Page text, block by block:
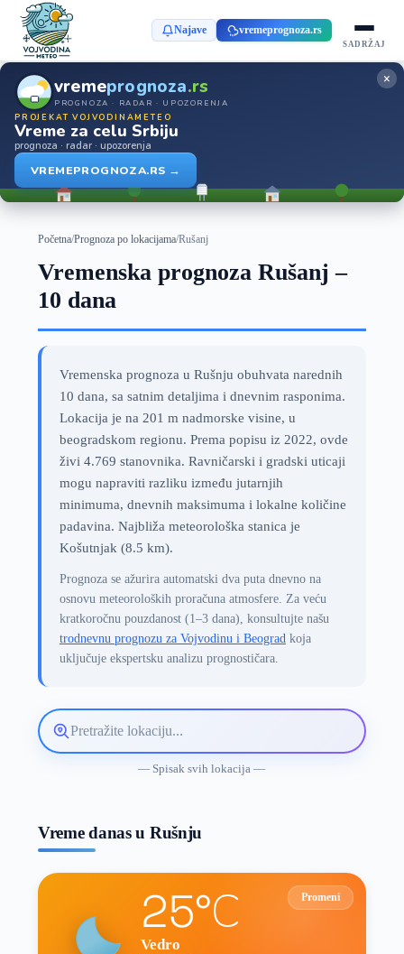
Najave vremeprognoza.rs
SADRŽAJ
vremeprognoza.rs
PROGNOZA · RADAR · UPOZORENJA
PROJEKAT VOJVODINAMETEO
Vreme za celu Srbiju
prognoza · radar · upozorenja
VREMEPROGNOZA.RS →
×
Početna/Prognoza po lokacijama/Rušanj
Vremenska prognoza Rušanj –
10 dana
Vremenska prognoza u Rušnju obuhvata narednih
10 dana, sa satnim detaljima i dnevnim rasponima.
Lokacija je na 201 m nadmorske visine, u
beogradskom regionu. Prema popisu iz 2022, ovde
živi 4.769 stanovnika. Ravničarski i gradski uticaji
mogu napraviti razliku između jutarnjih
minimuma, dnevnih maksimuma i lokalne količine
padavina. Najbliža meteorološka stanica je
Košutnjak (8.5 km).
Prognoza se ažurira automatski dva puta dnevno na
osnovu meteoroloških proračuna atmosfere. Za veću
kratkoročnu pouzdanost (1–3 dana), konsultujte našu
trodnevnu prognozu za Vojvodinu i Beogradkoja
uključuje ekspertsku analizu prognostičara.
Pretražite
lokaciju
— Spisak svih lokacija —
Vreme danas u Rušnju
Promeni
25°C
Vedro